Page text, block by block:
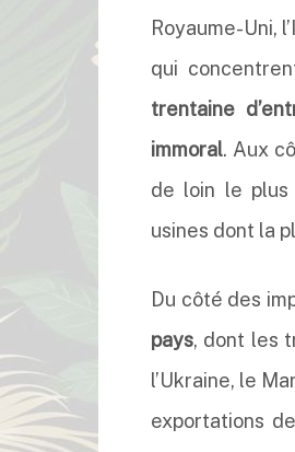
Royaume-Uni,
qui
trentaine
immoral. Aux
de loin le plus
usines dont la
Du côté des
pays, dont les
l’Ukraine, le
exportations